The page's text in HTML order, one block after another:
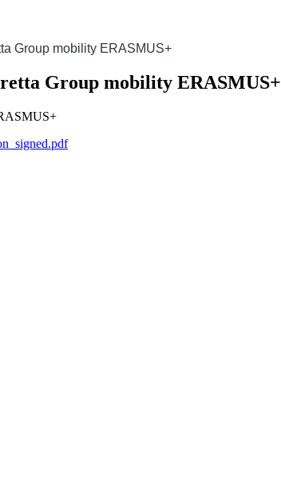
Group mobility ERASMUS+
Group mobility ERASMUS+